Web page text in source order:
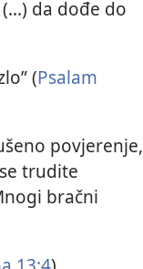
da dođe do
(Psalam
povjerenje,
trudite
bračni